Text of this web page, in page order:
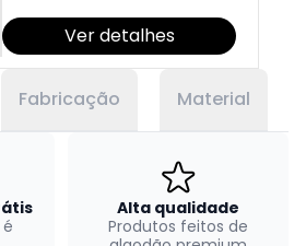
Ver detalhes
Fabricação Material
Alta qualidade
Produtos feitos de